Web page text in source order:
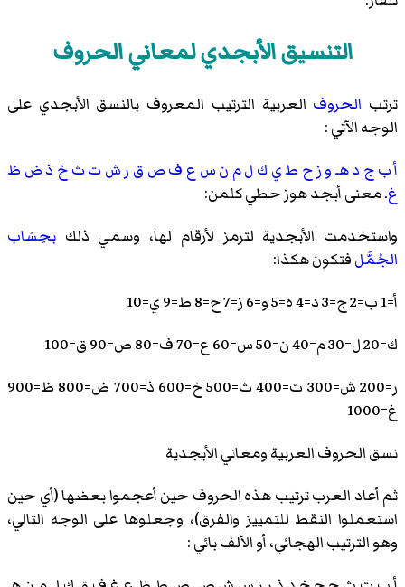
التنسيق الأبجدي لمعاني الحروف
ترتب الحروف العربية الترتيب المعروف بالنسق الأبجدي على
الوجه الآتي :
أبج دهـوزح طي ك لم نس ع فص ق رش تثخ ذض ظ
غ. معنى أبجد هوز حطي كلمن:
واستخدمت الأبجدية لترمز لأرقام لها، وسمي ذلك بحِسَاب
الجُمَّلفتكون هكذا:
أ=1 ب=2 ج=3 د=4 ه=5 و=6 ز=7 ح=8 ط=9 ي=10
ك=20 ل=30 م=40 ن=50 س=60 ع=70 ف=80 ص=90 ق=100
ر=200 ش=300 ت=400 ث=500 خ=600 ذ=700 ض=800 ظ=900
غ=1000
نسق الحروف العربية ومعاني الأبجدية
ثم أعاد العرب ترتيب هذه الحروف حين أعجموا بعضها (أي حين
استعملوا النقط للتمييز والفرق)، وجعلوها على الوجه التالي،
وهو الترتيب الهجائي، أو الألف بائي :